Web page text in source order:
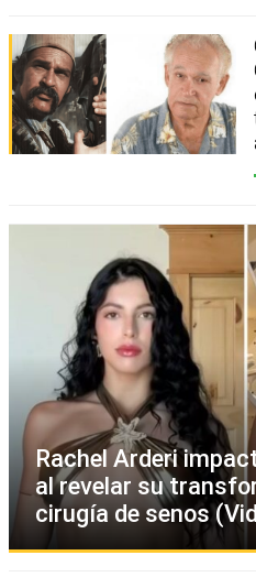
Rachel Arderi
al revelar su
cirugía de senos